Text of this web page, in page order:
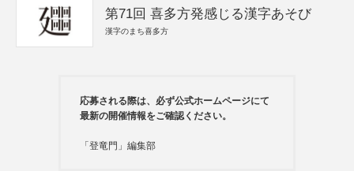
第71回 喜多方発感じる漢字あそび
漢字のまち喜多方
応募される際は、必ず公式ホームページにて
最新の開催情報をご確認ください。
「登竜門」編集部